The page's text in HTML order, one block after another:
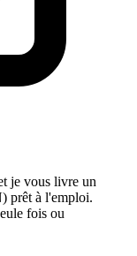
je vous livre un
prêt à l'emploi.
fois ou